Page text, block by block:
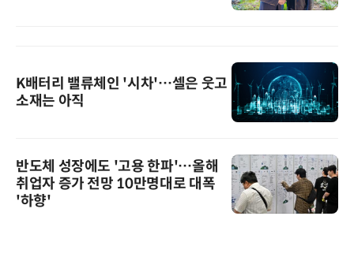
K배터리 밸류체인 '시차'…셀은 웃고
소재는 아직
반도체 성장에도 '고용 한파'…올해
취업자 증가 전망 10만명대로 대폭
'하향'